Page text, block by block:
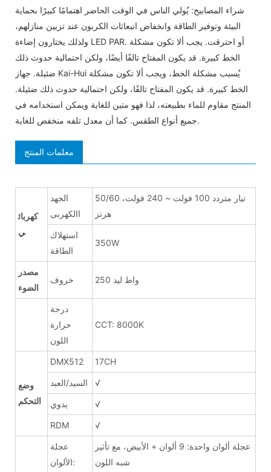
شراء المصابيح: يُولي الناس في الوقت الحاضر اهتمامًا كبيرًا بحماية
البيئة وتوفير الطاقة وانخفاض انبعاثات الكربون عند تزيين منازلهم،
ولذلك يختارون إضاءة LED PAR. أو احترقت. يجب ألا تكون مشكلة
الخط كبيرة. قد يكون المفتاح تالفًا أيضًا، ولكن احتمالية حدوث ذلك
ضئيلة. جهاز Kai-Hui يُسبب مشكلة الخط، ويجب ألا تكون مشكلة
الخط كبيرة. قد يكون المفتاح تالفًا، ولكن احتمالية حدوث ذلك ضئيلة.
المنتج مقاوم للماء بطبيعته، لذا فهو متين للغاية ويمكن استخدامه في
جميع أنواع الطقس. كما أن معدل تلفه منخفض للغاية.
معلمات المنتج
كهربائ
ي
الجهد
االكهربى
تيار متردد 100 فولت ~ 240 فولت، 50/60
هرتز
استهلاك
الطاقة
350W
مصدر
الضوء
خروف 250 واط ليد
درجة
حرارة
اللون
CCT: 8000K
وضع
التحكم
DMX512 17CH
السيد/العبد √
يدوي √
RDM √
عجلة
الألوان:
عجلة ألوان واحدة: 9 ألوان + الأبيض، مع تأثير
شبه اللون